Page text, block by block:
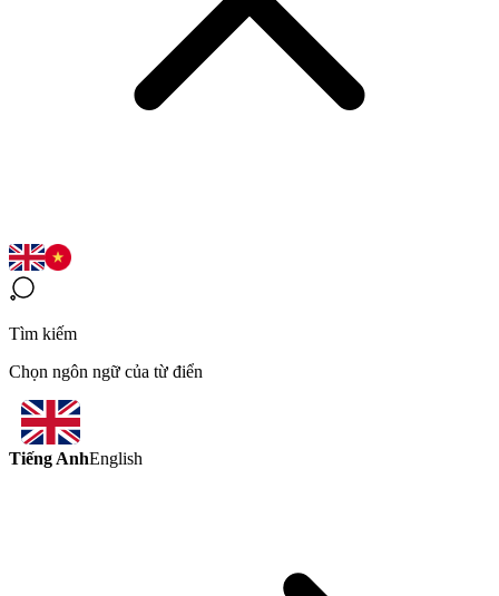
Tìm kiếm
Chọn ngôn ngữ của từ điển
Tiếng AnhEnglish